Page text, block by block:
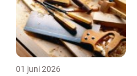
01 juni 2026